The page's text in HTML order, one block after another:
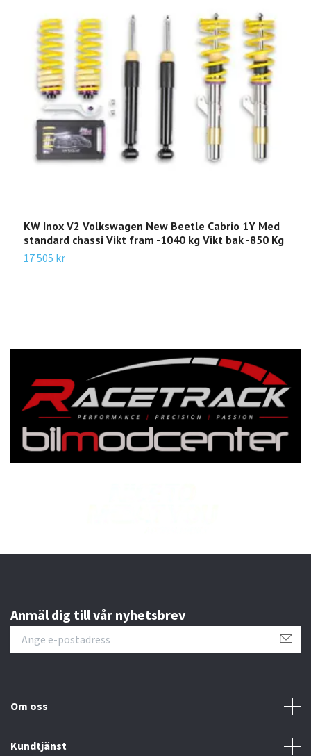
KW Inox V2 Volkswagen New Beetle Cabrio 1Y Med
standard chassi Vikt fram -1040 kg Vikt bak -850 Kg
17 505 kr
Anmäl dig till vår nyhetsbrev
Om oss
Kundtjänst